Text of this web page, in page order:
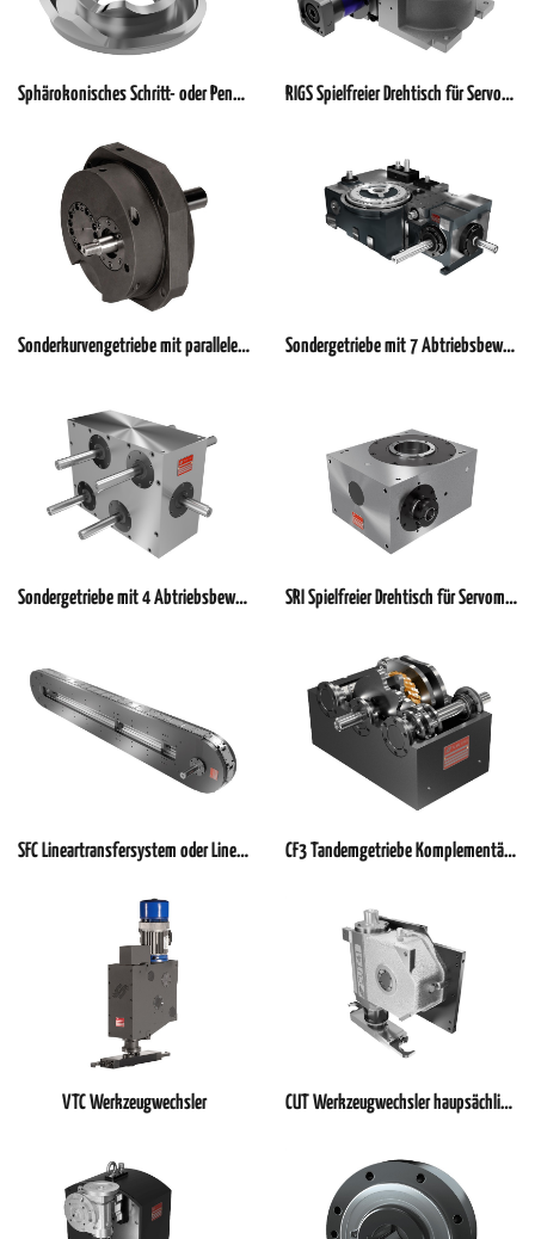
Sphärokonisches Schritt- oder Pendelgetriebe mit geneigter Wellenlage RIGS Spielfreier Drehtisch für Servomotoren- Anwendungen auf Basis des RIG
Sonderkurvengetriebe mit parallelen Wellen Sondergetriebe mit 7 Abtriebsbewegungen zwangssynchronisiert (Prinzip Königswelle)
Sondergetriebe mit 4 Abtriebsbewegungen zwangssynchronisiert (Prinzip Königswelle) SRI Spielfreier Drehtisch für Servomotoren
SFC Lineartransfersystem oder Lineartaktsystem CF3 Tandemgetriebe Komplementärkurvengetriebe mit zwei Abtriebsbewegungen
VTC Werkzeugwechsler CUT Werkzeugwechsler haupsächlich für Vertikale Spindelachsen